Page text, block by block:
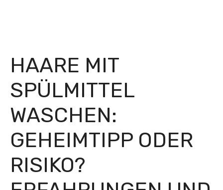
HAARE MIT
SPÜLMITTEL
WASCHEN:
GEHEIMTIPP ODER
RISIKO?